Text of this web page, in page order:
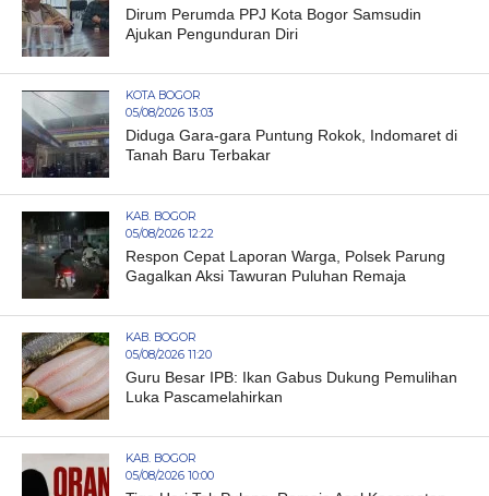
Dirum Perumda PPJ Kota Bogor Samsudin
Ajukan Pengunduran Diri
KOTA BOGOR
05/08/2026 13:03
Diduga Gara-gara Puntung Rokok, Indomaret di
Tanah Baru Terbakar
KAB. BOGOR
05/08/2026 12:22
Respon Cepat Laporan Warga, Polsek Parung
Gagalkan Aksi Tawuran Puluhan Remaja
KAB. BOGOR
05/08/2026 11:20
Guru Besar IPB: Ikan Gabus Dukung Pemulihan
Luka Pascamelahirkan
KAB. BOGOR
05/08/2026 10:00